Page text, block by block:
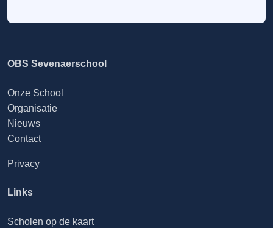
OBS Sevenaerschool
Onze School
Organisatie
Nieuws
Contact
Privacy
Links
Scholen op de kaart